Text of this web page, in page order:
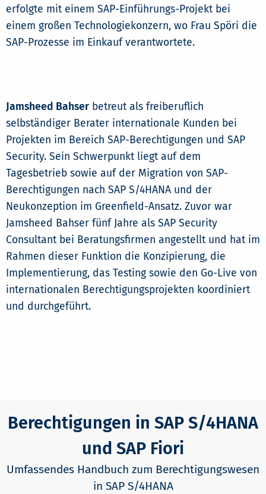
erfolgte mit einem SAP-Einführungs-Projekt bei
einem großen Technologiekonzern, wo Frau Spöri die
SAP-Prozesse im Einkauf verantwortete.
Jamsheed Bahser betreut als freiberuflich
selbständiger Berater internationale Kunden bei
Projekten im Bereich SAP-Berechtigungen und SAP
Security. Sein Schwerpunkt liegt auf dem
Tagesbetrieb sowie auf der Migration von SAP-
Berechtigungen nach SAP S/4HANA und der
Neukonzeption im Greenfield-Ansatz. Zuvor war
Jamsheed Bahser fünf Jahre als SAP Security
Consultant bei Beratungsfirmen angestellt und hat im
Rahmen dieser Funktion die Konzipierung, die
Implementierung, das Testing sowie den Go-Live von
internationalen Berechtigungsprojekten koordiniert
und durchgeführt.
Berechtigungen in SAP S/4HANA
und SAP Fiori
Umfassendes Handbuch zum Berechtigungswesen
in SAP S/4HANA